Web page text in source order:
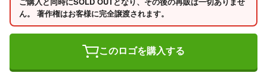
ん。 著作権はお客様に完全譲渡されます。
このロゴを購入する